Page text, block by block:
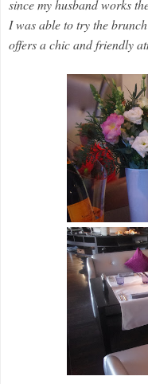
since my husband works
I was able to try the
offers a chic and friendly